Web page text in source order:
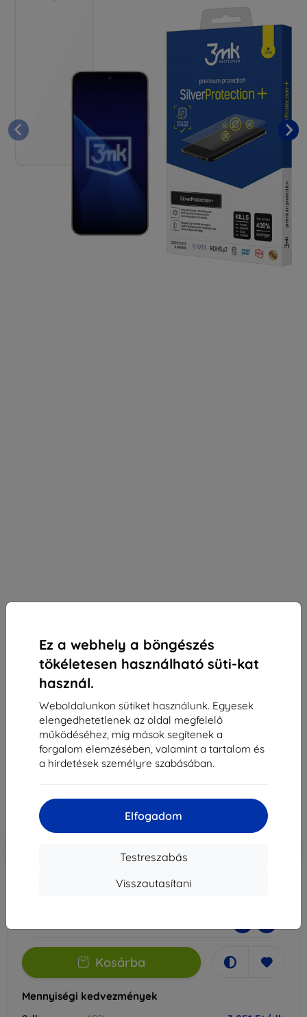
Ez a webhely a böngészés
tökéletesen használható süti-kat
használ.
Weboldalunkon sütiket használunk. Egyesek
elengedhetetlenek az oldal megfelelő
működéséhez, míg mások segítenek a
forgalom elemzésében, valamint a tartalom és
a hirdetések személyre szabásában.
Elfogadom
Testreszabás
Visszautasítani
3mk SilverProtection+ védőfólia OnePlus Nord 5-
Alkalmas: OnePlus Nord 5
4 390 Ft
3 951 Ft
Ár ÁFA nelkül
Kosárba
Mennyiségi kedvezmények